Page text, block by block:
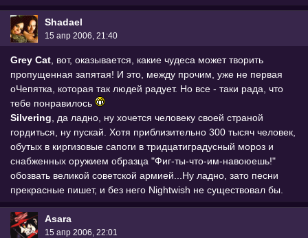
Shadael
15 апр 2006, 21:40
Grey Cat , вот, оказывается, какие чудеса может творить
пропущенная запятая! И это, между прочим, уже не первая
оЧепятка, которая так людей радует. Но все - таки рада, что
тебе понравилось
Silvering , да ладно, ну хочется человеку своей страной
гордиться, ну пускай. Хотя приблизительно 300 тысяч человек,
обутых в киргизовые сапоги в тридцатиградусный мороз и
снабженных оружием образца "Фиг-ты-что-им-навоюешь!"
обозвать великой советской армией...Ну ладно, зато песни
прекрасные пишет, и без него Nightwish не существовал бы.
Asara
15 апр 2006, 22:01